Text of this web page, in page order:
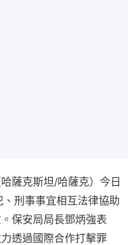
薩克斯坦/哈薩克）今日
、刑事事宜相互法律協助
保安局局長鄧炳強表
透過國際合作打擊罪